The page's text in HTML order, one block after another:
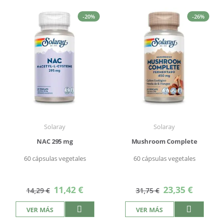
-20%
Solaray
NAC 295 mg
60 cápsulas vegetales
14,29 € Precio
especial
11,42 €
VER MÁS
-26%
Solaray
Mushroom Complete
60 cápsulas vegetales
31,75 € Precio
especial
23,35 €
VER MÁS